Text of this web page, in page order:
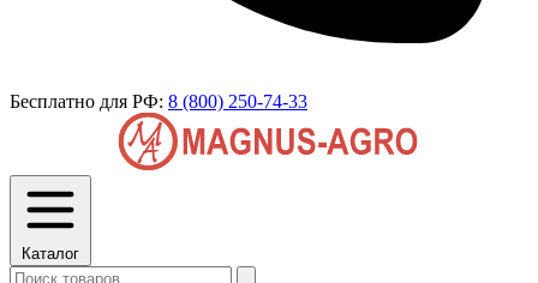
Бесплатно для РФ: 8 (800) 250-74-33
Каталог